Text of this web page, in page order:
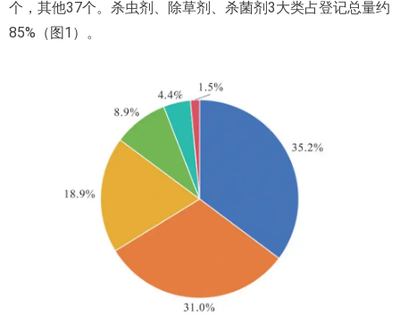
个，其他37个。杀虫剂、除草剂、杀菌剂3大类占登记总量约
85%（图1）。